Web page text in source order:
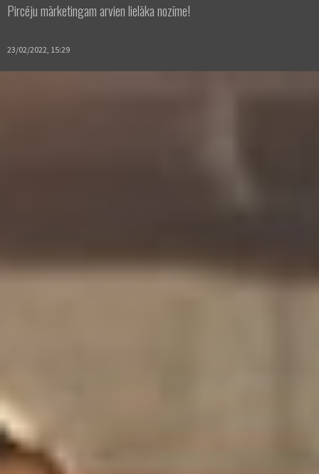
Pircēju mārketingam arvien lielāka nozīme!
23/02/2022, 15:29